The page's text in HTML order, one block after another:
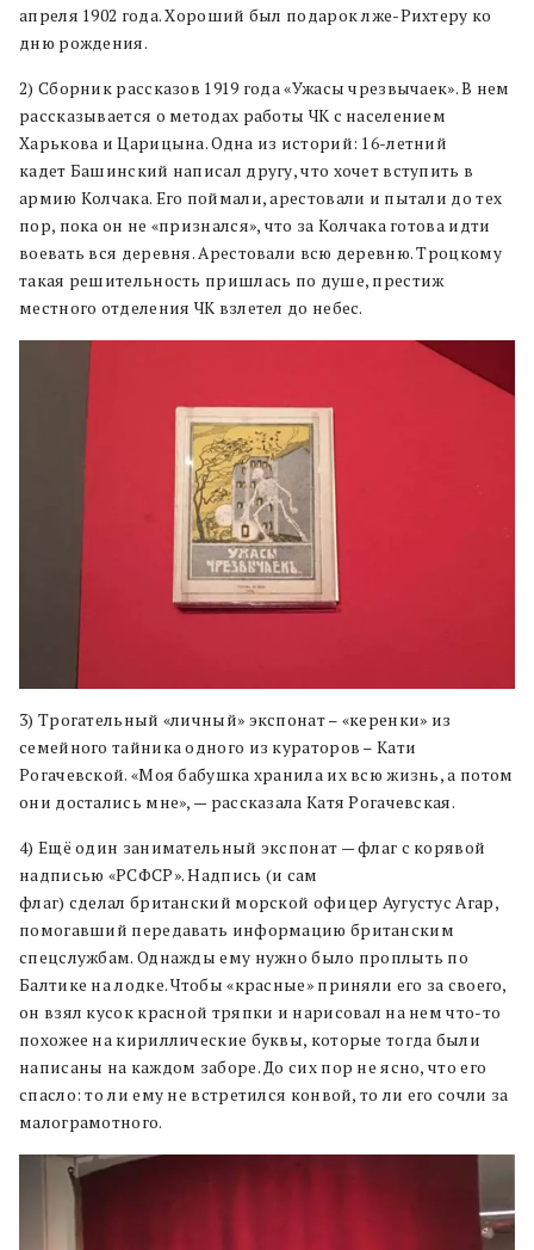
апреля 1902 года. Хороший был подарок лже-Рихтеру ко
дню рождения.
2) Сборник рассказов 1919 года «Ужасы чрезвычаек». В нем
рассказывается о методах работы ЧК с населением
Харькова и Царицына. Одна из историй: 16-летний
кадет Башинский написал другу, что хочет вступить в
армию Колчака. Его поймали, арестовали и пытали до тех
пор, пока он не «признался», что за Колчака готова идти
воевать вся деревня. Арестовали всю деревню. Троцкому
такая решительность пришлась по душе, престиж
местного отделения ЧК взлетел до небес.
3) Трогательный «личный» экспонат – «керенки» из
семейного тайника одного из кураторов – Кати
Рогачевской. «Моя бабушка хранила их всю жизнь, а потом
они достались мне», — рассказала Катя Рогачевская.
4) Ещё один занимательный экспонат — флаг с корявой
надписью «РСФСР». Надпись (и сам
флаг) сделал британский морской офицер Аугустус Агар,
помогавший передавать информацию британским
спецслужбам. Однажды ему нужно было проплыть по
Балтике на лодке. Чтобы «красные» приняли его за своего,
он взял кусок красной тряпки и нарисовал на нем что-то
похожее на кириллические буквы, которые тогда были
написаны на каждом заборе. До сих пор не ясно, что его
спасло: то ли ему не встретился конвой, то ли его сочли за
малограмотного.